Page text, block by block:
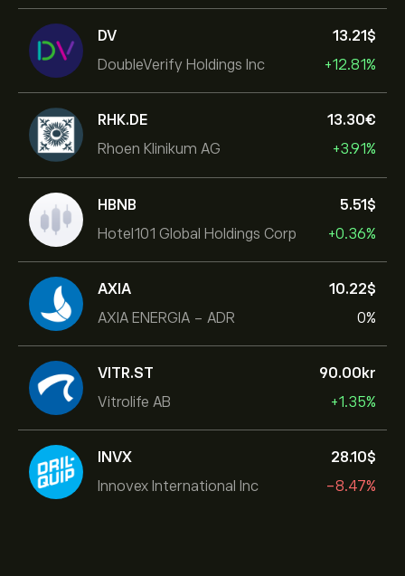
DV
DoubleVerify Holdings Inc
13.21‎$‎
+12.81%
RHK.DE
Rhoen Klinikum AG
13.30‎€‎
+3.91%
HBNB
Hotel101 Global Holdings Corp
5.51‎$‎
+0.36%
AXIA
AXIA ENERGIA - ADR
10.22‎$‎
0%
VITR.ST
Vitrolife AB
90.00‎kr‎
+1.35%
INVX
Innovex International Inc
28.10‎$‎
-8.47%